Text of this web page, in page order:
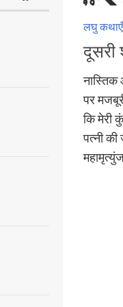
लघु कथाएँ
दूसरी
पर
कि मेरी
पत्नी की